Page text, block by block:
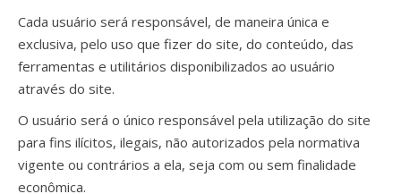
Cada usuário será responsável, de maneira única e
exclusiva, pelo uso que fizer do site, do conteúdo, das
ferramentas e utilitários disponibilizados ao usuário
através do site.
O usuário será o único responsável pela utilização do site
para fins ilícitos, ilegais, não autorizados pela normativa
vigente ou contrários a ela, seja com ou sem finalidade
econômica.